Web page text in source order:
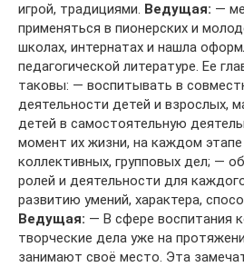
игрой, традициями. Ведущая: —
применяться в пионерских и
школах, интернатах и нашла
педагогической литературе. Ее
таковы: — воспитывать в
деятельности детей и взрослых,
детей в самостоятельную
момент их жизни, на каждом этапе
коллективных, групповых дел; —
ролей и деятельности для
развитию умений, характера,
Ведущая: — В сфере воспитания
творческие дела уже на
занимают своё место. Эта